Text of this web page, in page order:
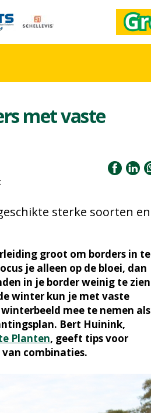
met vaste
sterke soorten en
groot om borders in te
je alleen op de bloei, dan
in je border weinig te zien
winter kun je met vaste
mee te nemen als
Bert Huinink,
Planten, geeft tips voor
combinaties.